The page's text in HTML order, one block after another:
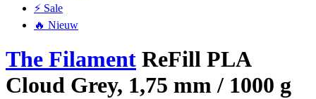
⚡ Sale
🔥 Nieuw
The Filament ReFill PLA
Cloud Grey, 1,75 mm / 1000 g